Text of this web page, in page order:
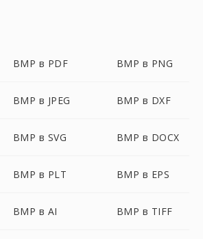
BMP в PDF BMP в PNG
BMP в JPEG BMP в DXF
BMP в SVG BMP в DOCX
BMP в PLT BMP в EPS
BMP в AI BMP в TIFF